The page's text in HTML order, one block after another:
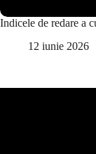
Indicele de redare a
12 iunie 2026